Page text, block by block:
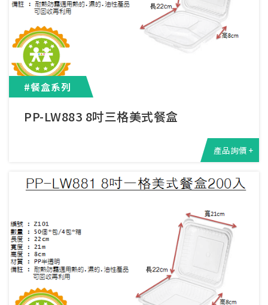
#餐盒系列
PP-LW883 8吋三格美式餐盒
產品詢價 +